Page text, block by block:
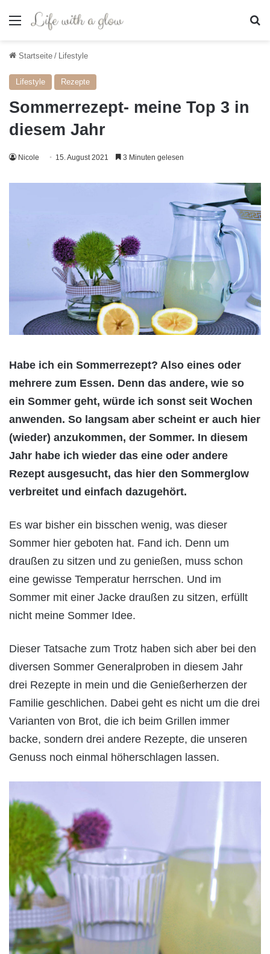
Menü
Startseite / Lifestyle
Lifestyle Rezepte
Sommerrezept- meine Top 3 in
diesem Jahr
Nicole 15. August 2021 3 Minuten gelesen
Habe ich ein Sommerrezept? Also eines oder
mehrere zum Essen. Denn das andere, wie so
ein Sommer geht, würde ich sonst seit Wochen
anwenden. So langsam aber scheint er auch hier
(wieder) anzukommen, der Sommer. In diesem
Jahr habe ich wieder das eine oder andere
Rezept ausgesucht, das hier den Sommerglow
verbreitet und einfach dazugehört.
Es war bisher ein bisschen wenig, was dieser
Sommer hier geboten hat. Fand ich. Denn um
draußen zu sitzen und zu genießen, muss schon
eine gewisse Temperatur herrschen. Und im
Sommer mit einer Jacke draußen zu sitzen, erfüllt
nicht meine Sommer Idee.
Dieser Tatsache zum Trotz haben sich aber bei den
diversen Sommer Generalproben in diesem Jahr
drei Rezepte in mein und die Genießerherzen der
Familie geschlichen. Dabei geht es nicht um die drei
Varianten von Brot, die ich beim Grillen immer
backe, sondern drei andere Rezepte, die unseren
Genuss noch einmal höherschlagen lassen.